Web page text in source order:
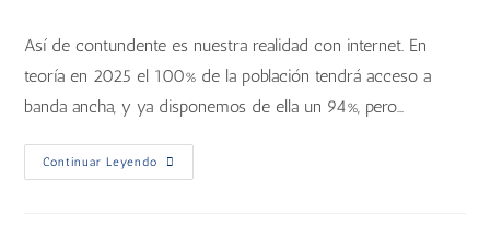
Así de contundente es nuestra realidad con internet. En
teoría en 2025 el 100% de la población tendrá acceso a
banda ancha, y ya disponemos de ella un 94%, pero…
Continuar Leyendo